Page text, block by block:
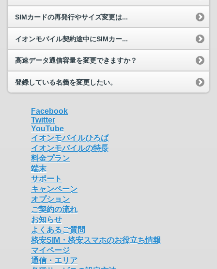
SIMカードの再発行やサイズ変更は...
イオンモバイル契約途中にSIMカー...
高速データ通信容量を変更できますか？
登録している名義を変更したい。
Facebook
Twitter
YouTube
イオンモバイルひろば
イオンモバイルの特長
料金プラン
端末
サポート
キャンペーン
オプション
ご契約の流れ
お知らせ
よくあるご質問
格安SIM・格安スマホのお役立ち情報
マイページ
通信・エリア